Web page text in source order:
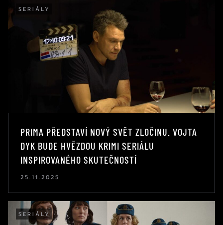
SERIÁLY
PRIMA PŘEDSTAVÍ NOVÝ SVĚT ZLOČINU. VOJTA
DYK BUDE HVĚZDOU KRIMI SERIÁLU
INSPIROVANÉHO SKUTEČNOSTÍ
25.11.2025
SERIÁLY